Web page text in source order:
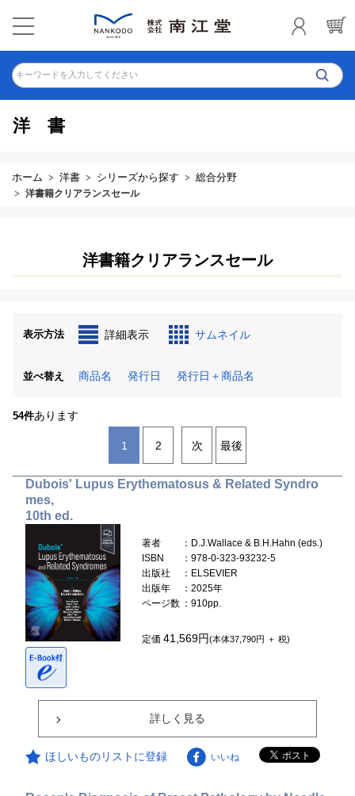
キーワードを入力してください
洋書
ホーム 洋書 シリーズから探す 総合分野
洋書籍クリアランスセール
洋書籍クリアランスセール
表示方法 詳細表示 サムネイル
並べ替え 商品名 発行日 発行日＋商品名
54件あります
1 2 次 最後
Dubois' Lupus Erythematosus & Related Syndro
mes,
10th ed.
著者
：D.J.Wallace & B.H.Hahn (eds.)
ISBN
：978-0-323-93232-5
出版社
：ELSEVIER
出版年
：2025年
ページ数 ：910pp.
定価41,569円(本体37,790円 ＋ 税)
詳しく見る
ほしいものリストに登録 いいね